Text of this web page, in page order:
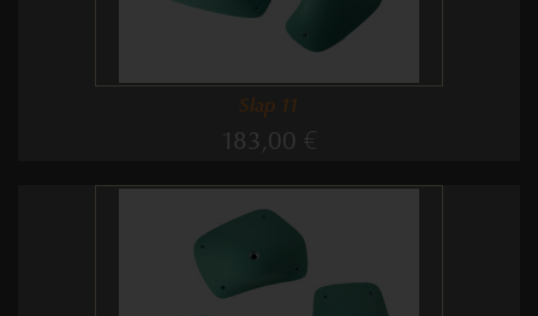
Slap 11
183,00 €